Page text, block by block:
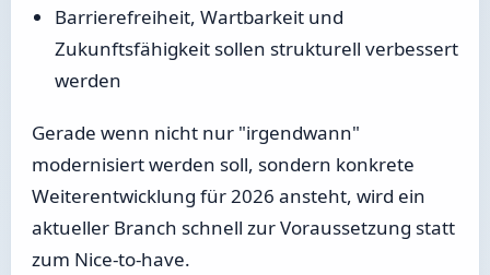
Barrierefreiheit, Wartbarkeit und
Zukunftsfähigkeit sollen strukturell verbessert
werden
Gerade wenn nicht nur "irgendwann"
modernisiert werden soll, sondern konkrete
Weiterentwicklung für 2026 ansteht, wird ein
aktueller Branch schnell zur Voraussetzung statt
zum Nice-to-have.